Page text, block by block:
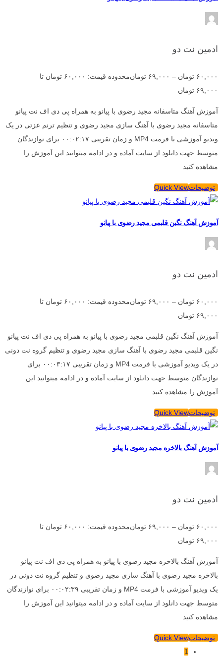
ادمین نت دو
۶۰,۰۰۰ تومان – ۶۹,۰۰۰ تومان
محدوده قیمت: ۶۰,۰۰۰ تومان تا
۶۹,۰۰۰ تومان
آموزش آهنگ متاسفانه مجید رضوی با پیانو به همراه پی دی اف نت پیانو
متاسفانه مجید رضوی با آهنگ سازی مجید رضوی و تنظیم ترنم عزتی در یک
ویدیو آموزشی با فرمت MP4 و زمان تقریبی ۰۰:۰۲:۱۷ برای نوازندگان
متوسط جهت دانلود از سایت آماده و در ادامه میتوانید این آموزش را
مشاهده کنید
توضیحاتQuick View
آموزش آهنگ نگین قلبمی مجید رضوی با پیانو
ادمین نت دو
۶۰,۰۰۰ تومان – ۶۹,۰۰۰ تومان
محدوده قیمت: ۶۰,۰۰۰ تومان تا
۶۹,۰۰۰ تومان
آموزش آهنگ نگین قلبمی مجید رضوی با پیانو به همراه پی دی اف نت پیانو
نگین قلبمی مجید رضوی با آهنگ سازی مجید رضوی و تنظیم گروه نت دونی
در یک ویدیو آموزشی با فرمت MP4 و زمان تقریبی ۰۰:۰۳:۱۷ برای
نوازندگان متوسط جهت دانلود از سایت آماده و در ادامه میتوانید این
آموزش را مشاهده کنید
توضیحاتQuick View
آموزش آهنگ بالاخره مجید رضوی با پیانو
ادمین نت دو
۶۰,۰۰۰ تومان – ۶۹,۰۰۰ تومان
محدوده قیمت: ۶۰,۰۰۰ تومان تا
۶۹,۰۰۰ تومان
آموزش آهنگ بالاخره مجید رضوی با پیانو به همراه پی دی اف نت پیانو
بالاخره مجید رضوی با آهنگ سازی مجید رضوی و تنظیم گروه نت دونی در
یک ویدیو آموزشی با فرمت MP4 و زمان تقریبی ۰۰:۰۲:۳۹ برای نوازندگان
متوسط جهت دانلود از سایت آماده و در ادامه میتوانید این آموزش را
مشاهده کنید
توضیحاتQuick View
1